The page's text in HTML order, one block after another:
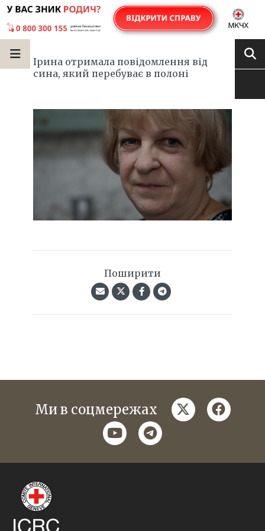
Ірина отримала повідомлення від
сина, який перебуває в полоні
Поширити
Ми в соцмережах twitter
youtubetelegram